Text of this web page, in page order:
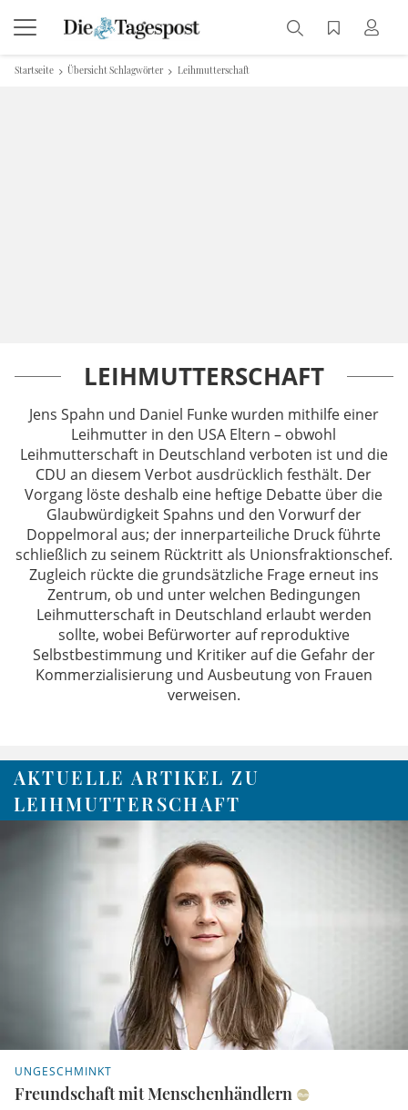
Startseite Übersicht Schlagwörter Leihmutterschaft
LEIHMUTTERSCHAFT
Jens Spahn und Daniel Funke wurden mithilfe einer
Leihmutter in den USA Eltern – obwohl
Leihmutterschaft in Deutschland verboten ist und die
CDU an diesem Verbot ausdrücklich festhält. Der
Vorgang löste deshalb eine heftige Debatte über die
Glaubwürdigkeit Spahns und den Vorwurf der
Doppelmoral aus; der innerparteiliche Druck führte
schließlich zu seinem Rücktritt als Unionsfraktionschef.
Zugleich rückte die grundsätzliche Frage erneut ins
Zentrum, ob und unter welchen Bedingungen
Leihmutterschaft in Deutschland erlaubt werden
sollte, wobei Befürworter auf reproduktive
Selbstbestimmung und Kritiker auf die Gefahr der
Kommerzialisierung und Ausbeutung von Frauen
verweisen.
AKTUELLE ARTIKEL ZU
LEIHMUTTERSCHAFT
UNGESCHMINKT
Freundschaft mit Menschenhändlern